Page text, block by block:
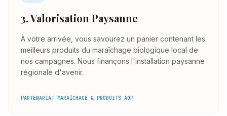
3. Valorisation Paysanne
À votre arrivée, vous savourez un panier contenant les
meilleurs produits du maraîchage biologique local de
nos campagnes. Nous finançons l'installation paysanne
régionale d'avenir.
PARTENARIAT MARAÎCHAGE & PRODUITS AOP